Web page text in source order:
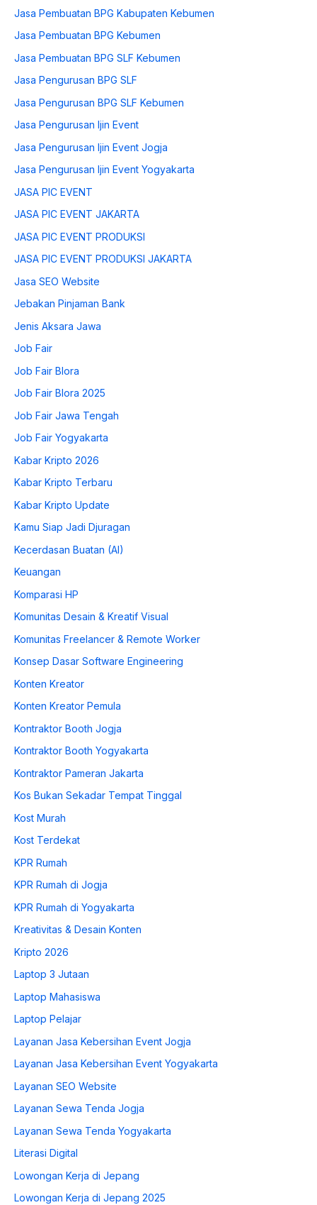
Jasa Pembuatan BPG Kabupaten Kebumen
Jasa Pembuatan BPG Kebumen
Jasa Pembuatan BPG SLF Kebumen
Jasa Pengurusan BPG SLF
Jasa Pengurusan BPG SLF Kebumen
Jasa Pengurusan Ijin Event
Jasa Pengurusan Ijin Event Jogja
Jasa Pengurusan Ijin Event Yogyakarta
JASA PIC EVENT
JASA PIC EVENT JAKARTA
JASA PIC EVENT PRODUKSI
JASA PIC EVENT PRODUKSI JAKARTA
Jasa SEO Website
Jebakan Pinjaman Bank
Jenis Aksara Jawa
Job Fair
Job Fair Blora
Job Fair Blora 2025
Job Fair Jawa Tengah
Job Fair Yogyakarta
Kabar Kripto 2026
Kabar Kripto Terbaru
Kabar Kripto Update
Kamu Siap Jadi Djuragan
Kecerdasan Buatan (AI)
Keuangan
Komparasi HP
Komunitas Desain & Kreatif Visual
Komunitas Freelancer & Remote Worker
Konsep Dasar Software Engineering
Konten Kreator
Konten Kreator Pemula
Kontraktor Booth Jogja
Kontraktor Booth Yogyakarta
Kontraktor Pameran Jakarta
Kos Bukan Sekadar Tempat Tinggal
Kost Murah
Kost Terdekat
KPR Rumah
KPR Rumah di Jogja
KPR Rumah di Yogyakarta
Kreativitas & Desain Konten
Kripto 2026
Laptop 3 Jutaan
Laptop Mahasiswa
Laptop Pelajar
Layanan Jasa Kebersihan Event Jogja
Layanan Jasa Kebersihan Event Yogyakarta
Layanan SEO Website
Layanan Sewa Tenda Jogja
Layanan Sewa Tenda Yogyakarta
Literasi Digital
Lowongan Kerja di Jepang
Lowongan Kerja di Jepang 2025